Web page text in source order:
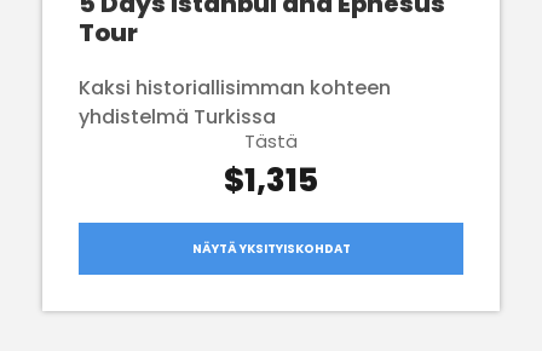
Tour
Kaksi historiallisimman kohteen
yhdistelmä Turkissa
Tästä
$1,315
NÄYTÄ YKSITYISKOHDAT